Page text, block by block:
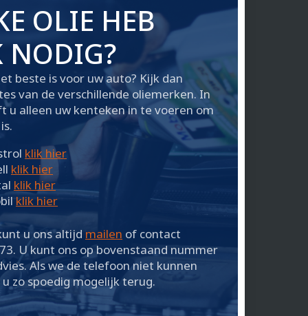
OLIE HEB
NODIG?
beste is voor uw auto? Kijk dan
van de verschillende oliemerken. In
u alleen uw kenteken in te voeren om
klik hier
klik hier
klik hier
klik hier
u ons altijd mailen of contact
U kunt ons op bovenstaand nummer
Als we de telefoon niet kunnen
zo spoedig mogelijk terug.